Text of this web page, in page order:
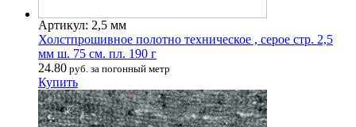
Артикул: 2,5 мм
Холстпрошивное полотно техническое , серое стр. 2,5
мм ш. 75 см. пл. 190 г
24.80 руб. за погонный метр
Купить